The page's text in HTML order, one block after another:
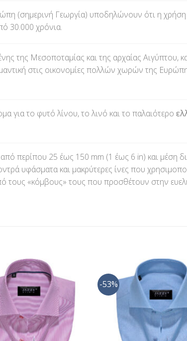
(σημερινή Γεωργία) υποδηλώνουν ότι η χρήση
30.000 χρόνια.
της Μεσοποταμίας και της αρχαίας Αιγύπτου,
στις οικονομίες πολλών χωρών της
για το φυτό λίνου, το λινό και το παλαιότερο
από περίπου 25 έως 150 mm (1 έως 6 in) και μέση
υφάσματα και μακρύτερες ίνες που
τους «κόμβους» τους που προσθέτουν στην
Επιθυμίας
-53%